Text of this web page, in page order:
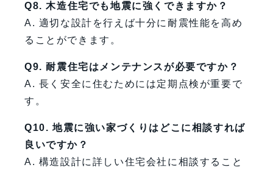
Q8. 木造住宅でも地震に強くできますか？
A. 適切な設計を行えば十分に耐震性能を高め
ることができます。
Q9. 耐震住宅はメンテナンスが必要ですか？
A. 長く安全に住むためには定期点検が重要で
す。
Q10. 地震に強い家づくりはどこに相談すれば
良いですか？
A. 構造設計に詳しい住宅会社に相談すること